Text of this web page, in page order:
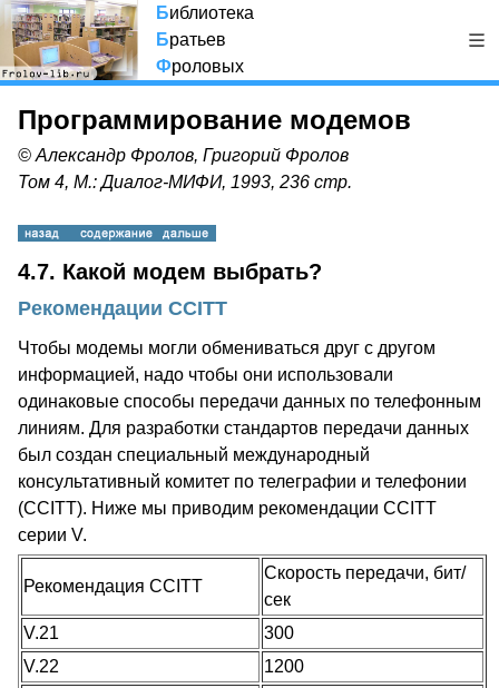
Библиотека
Братьев
Фроловых
Программирование модемов
© Александр Фролов, Григорий Фролов
Том 4, М.: Диалог-МИФИ, 1993, 236 стр.
4.7. Какой модем выбрать?
Рекомендации CCITT
Чтобы модемы могли обмениваться друг с другом
информацией, надо чтобы они использовали
одинаковые способы передачи данных по телефонным
линиям. Для разработки стандартов передачи данных
был создан специальный международный
консультативный комитет по телеграфии и телефонии
(CCITT). Ниже мы приводим рекомендации CCITT
серии V.
Рекомендация CCITT
Скорость передачи, бит/
сек
V.21
300
V.22
1200